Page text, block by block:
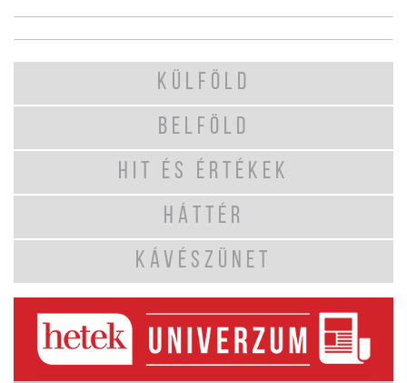
KÜLFÖLD
BELFÖLD
HIT ÉS ÉRTÉKEK
HÁTTÉR
KÁVÉSZÜNET